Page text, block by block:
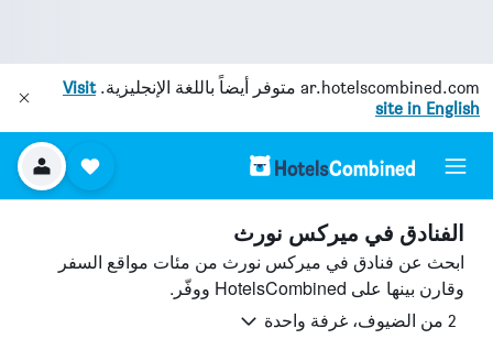
ar.hotelscombined.com متوفر أيضاً باللغة الإنجليزية.Visit
site in English
الفنادق في ميركس نورث
ابحث عن فنادق في ميركس نورث من مئات مواقع السفر
وقارن بينها على HotelsCombined ووفّر.
2 من الضيوف، غرفة واحدة